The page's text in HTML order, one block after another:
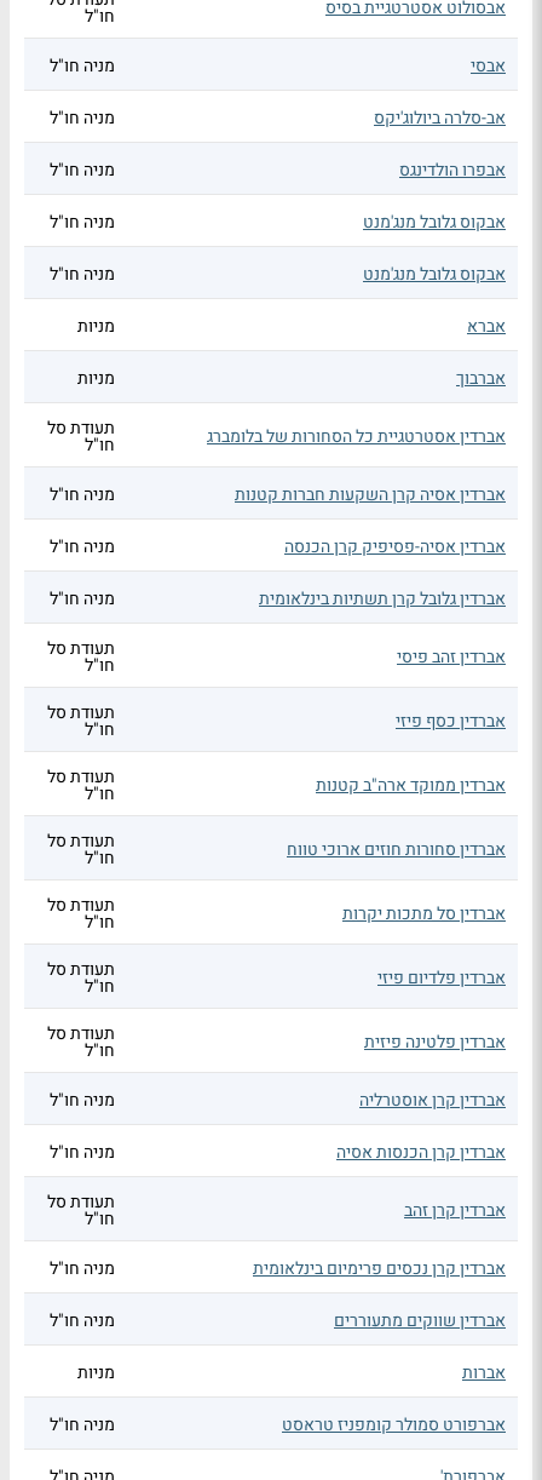
אבסולוט אסטרטגיית בסיס
חו"ל
אבסי
מניה חו"ל
אב-סלרה ביולוג'יקס מניה חו"ל
אבפרו הולדינגס מניה חו"ל
אבקוס גלובל מנג'מנט מניה חו"ל
אבקוס גלובל מנג'מנט מניה חו"ל
אברא מניות
אברבוך מניות
אברדין אסטרטגיית כל הסחורות של בלומברג תעודת סל
חו"ל
אברדין אסיה קרן השקעות חברות קטנות
מניה חו"ל
אברדין אסיה-פסיפיק קרן הכנסה מניה חו"ל
אברדין גלובל קרן תשתיות בינלאומית מניה חו"ל
אברדין זהב פיסי תעודת סל
חו"ל
אברדין כסף פיזי תעודת סל
חו"ל
אברדין ממוקד ארה"ב קטנות תעודת סל
חו"ל
אברדין סחורות חוזים ארוכי טווח תעודת סל
חו"ל
אברדין סל מתכות יקרות תעודת סל
חו"ל
אברדין פלדיום פיזי תעודת סל
חו"ל
אברדין פלטינה פיזית תעודת סל
חו"ל
אברדין קרן אוסטרליה
מניה חו"ל
אברדין קרן הכנסות אסיה מניה חו"ל
אברדין קרן זהב תעודת סל
חו"ל
אברדין קרן נכסים פרימיום בינלאומית
מניה חו"ל
אברדין שווקים מתעוררים מניה חו"ל
אברות מניות
אברפורט סמולר קומפניז טראסט מניה חו"ל